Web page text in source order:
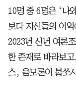
10명 중 6명은 ‘나
보다 자신들의 이
2023년 신년 여론
한 존재로 바라보
스, 음모론이 불쏘